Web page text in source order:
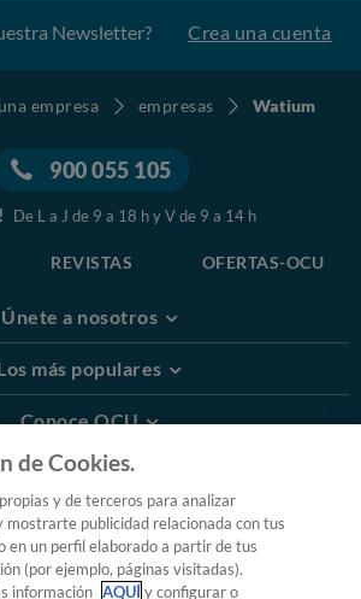
Newsletter? Crea una cuenta
empresa empresas Watium
900 055 105
De L a J de 9 a 18 h y V de 9 a 14 h
REVISTAS OFERTAS-OCU
Únete a nosotros
más populares
Conoce OCU
Más Información
© 2026 OCU
de contratación de OCU
de privacidad
de Cookies.
y de terceros para analizar
mostrarte publicidad relacionada con tus
en un perfil elaborado a partir de tus
(por ejemplo, páginas visitadas).
información AQUÍy configurar o